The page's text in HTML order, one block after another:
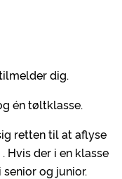
dig.
én tøltklasse.
retten til at aflyse
Hvis der i en klasse
og junior.